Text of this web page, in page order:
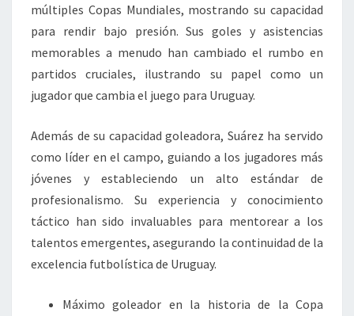
múltiples Copas Mundiales, mostrando su capacidad
para rendir bajo presión. Sus goles y asistencias
memorables a menudo han cambiado el rumbo en
partidos cruciales, ilustrando su papel como un
jugador que cambia el juego para Uruguay.
Además de su capacidad goleadora, Suárez ha servido
como líder en el campo, guiando a los jugadores más
jóvenes y estableciendo un alto estándar de
profesionalismo. Su experiencia y conocimiento
táctico han sido invaluables para mentorear a los
talentos emergentes, asegurando la continuidad de la
excelencia futbolística de Uruguay.
Máximo goleador en la historia de la Copa